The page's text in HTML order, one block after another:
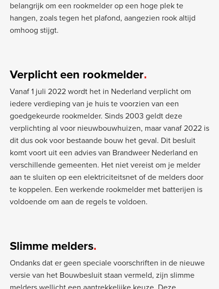
belangrijk om een rookmelder op een hoge plek te
hangen, zoals tegen het plafond, aangezien rook altijd
omhoog stijgt.
Verplicht een rookmelder
Vanaf 1 juli 2022 wordt het in Nederland verplicht om
iedere verdieping van je huis te voorzien van een
goedgekeurde rookmelder. Sinds 2003 geldt deze
verplichting al voor nieuwbouwhuizen, maar vanaf 2022 is
dit dus ook voor bestaande bouw het geval. Dit besluit
komt voort uit een advies van Brandweer Nederland en
verschillende gemeenten. Het niet vereist om je melder
aan te sluiten op een elektriciteitsnet of de melders door
te koppelen. Een werkende rookmelder met batterijen is
voldoende om aan de regels te voldoen.
Slimme melders
Ondanks dat er geen speciale voorschriften in de nieuwe
versie van het Bouwbesluit staan vermeld, zijn slimme